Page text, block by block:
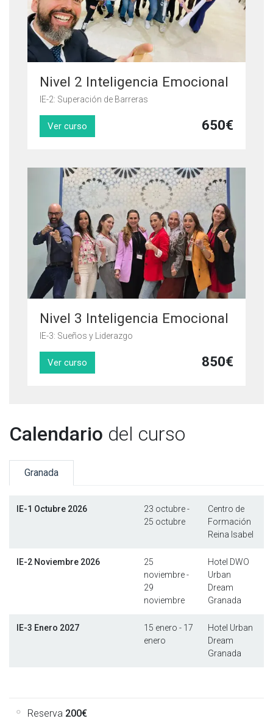
Nivel 2 Inteligencia Emocional
IE-2: Superación de Barreras
Ver curso 650€
Nivel 3 Inteligencia Emocional
IE-3: Sueños y Liderazgo
Ver curso 850€
Calendario del curso
Granada
IE-1 Octubre 2026 23 octubre-
25 octubre
Centro de
Formación
Reina Isabel
IE-2 Noviembre 2026
25
noviembre-
29
noviembre
Hotel DWO
Urban
Dream
Granada
IE-3 Enero 2027 15 enero - 17
enero
Hotel Urban
Dream
Granada
Reserva 200€